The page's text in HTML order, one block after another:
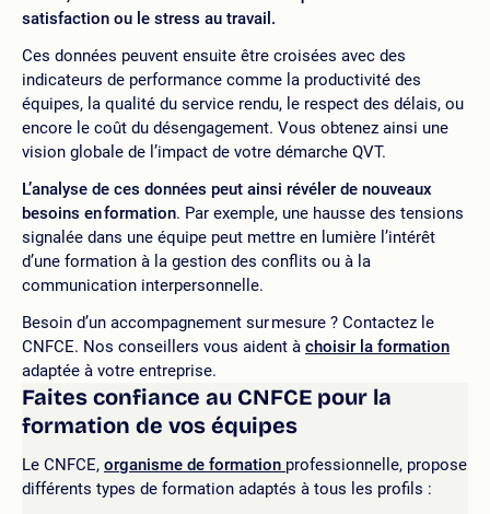
satisfaction ou le stress au travail.
Ces données peuvent ensuite être croisées avec des
indicateurs de performance comme la productivité des
équipes, la qualité du service rendu, le respect des délais, ou
encore le coût du désengagement. Vous obtenez ainsi une
vision globale de l’impact de votre démarche QVT.
L’analyse de ces données peut ainsi révéler de nouveaux
besoins en formation. Par exemple, une hausse des tensions
signalée dans une équipe peut mettre en lumière l’intérêt
d’une formation à la gestion des conflits ou à la
communication interpersonnelle.
Besoin d’un accompagnement sur mesure ? Contactez le
CNFCE. Nos conseillers vous aident à choisir la formation
adaptée à votre entreprise.
Faites confiance au CNFCE pour la
formation de vos équipes
Le CNFCE, organisme de formation professionnelle, propose
différents types de formation adaptés à tous les profils :